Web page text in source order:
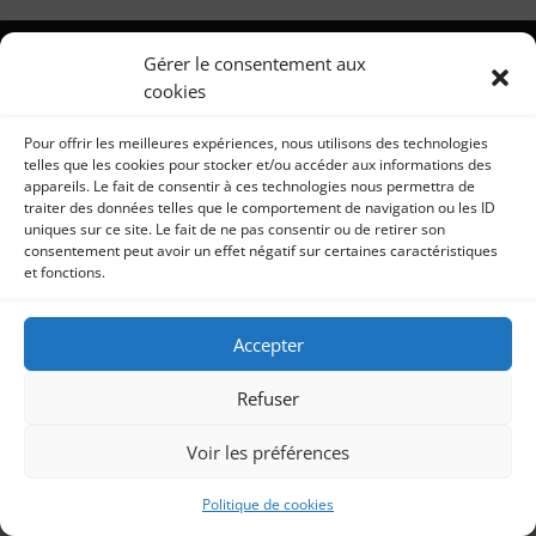
Gérer le consentement aux
cookies
Pour offrir les meilleures expériences, nous utilisons des technologies
telles que les cookies pour stocker et/ou accéder aux informations des
appareils. Le fait de consentir à ces technologies nous permettra de
traiter des données telles que le comportement de navigation ou les ID
uniques sur ce site. Le fait de ne pas consentir ou de retirer son
consentement peut avoir un effet négatif sur certaines caractéristiques
et fonctions.
Accepter
Refuser
Voir les préférences
Politique de cookies